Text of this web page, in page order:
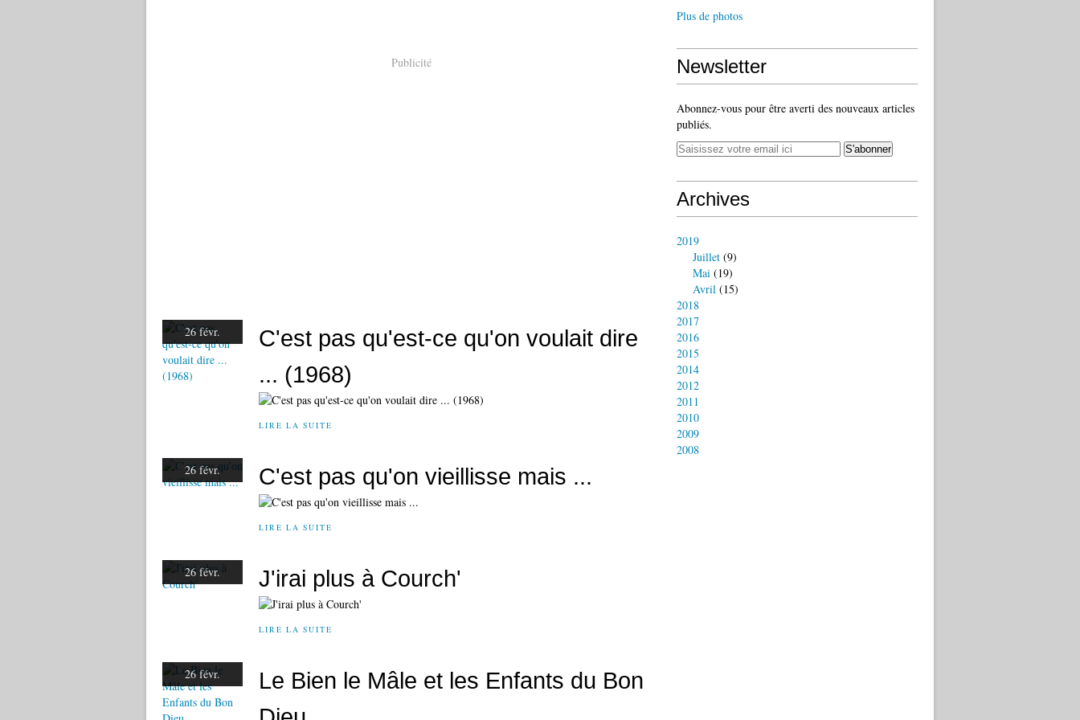
Publicité
26 févr.
C'est pas qu'est-ce qu'on voulait dire
... (1968)
LIRE LA SUITE
26 févr. C'est pas qu'on vieillisse mais ...
LIRE LA SUITE
26 févr. J'irai plus à Courch'
LIRE LA SUITE
26 févr.
Le Bien le Mâle et les Enfants du Bon
Plus de photos
Newsletter
Abonnez-vous pour être averti des nouveaux articles
publiés.
Archives
2019
Juillet (9)
Mai (19)
Avril (15)
2018
2017
2016
2015
2014
2012
2011
2010
2009
2008